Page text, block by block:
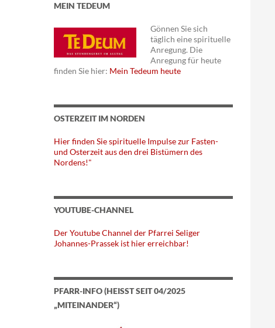
MEIN TEDEUM
Gönnen Sie sich
täglich eine spirituelle
Anregung. Die
Anregung für heute
finden Sie hier: Mein Tedeum heute
OSTERZEIT IM NORDEN
Hier finden Sie spirituelle Impulse zur Fasten-
und Osterzeit aus den drei Bistümern des
Nordens!"
YOUTUBE-CHANNEL
Der Youtube Channel der Pfarrei Seliger
Johannes-Prassek ist hier erreichbar!
PFARR-INFO (HEISST SEIT 04/2025 „
MITEINANDER“)